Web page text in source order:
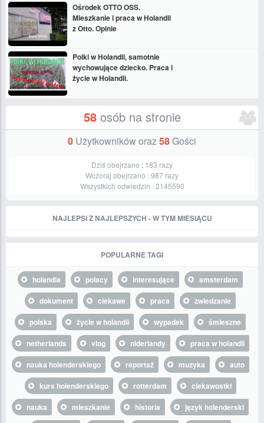
Ośrodek OTTO OSS.
Mieszkanie i praca w Holandii
z Otto. Opinie
Polki w Holandii, samotnie
wychowujące dziecko. Praca i
życie w Holandii.
58osób na stronie
0 Użytkowników oraz58Gości
Dziś obejrzano : 183 razy
Wczoraj obejrzano :987 razy
Wszystkich odwiedzin :2145590
NAJLEPSI Z NAJLEPSZYCH - W TYM MIESIĄCU
POPULARNE TAGI
holandia polacy interesujące
amsterdam
dokument
ciekawe praca
zwiedzanie
polska
życie w holandii wypadek
śmieszne
netherlands
vlog niderlandy
praca w holandii
nauka holenderskiego
reportaż muzyka
auto
kurs holenderskiego
rotterdam
ciekawostki
nauka
mieszkanie historia
język holenderski